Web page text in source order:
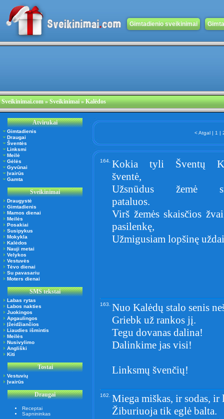
Gimtadienio sveikinimai
Sveikinimai.com» Sveikinimai » Kalėdos
Atvirukai
Gimtadienis
Draugai
Šventės
Linksmi
Meilė
Gėlės
Gyvūnai
Įvairūs
Gamta
Sveikinimai
Draugystė
Gimtadienis
Mamos dienai
Meilės
Posakiai
Susipykus
Mokykla
Kalėdos
Nauji metai
Velykos
Vestuvės
Tėvo dienai
Su pavasariu
Moters dienai
SMS tekstai
Labas rytas
Labos nakties
Juokingos
Apgaulingos
Įžeidžiančios
Liaudies išmintis
Meilės
Nusivylimo
Angliški
Kiti
Tostai
Vestuvių
Įvairūs
Draugai
Receptai
Sapnininkas
< Atgal | 1 |
164. Kokia tyli Šventų
šventė,
Užsnūdus žemė
pataluos.
Virš žemės skaisčios
pasilenkę,
Užmigusiam lopšinę
163. Nuo Kalėdų stalo senis
Griebk už rankos jį.
Tegu dovanas dalina!
Dalinkime jas visi!
Linksmų švenčių!
162. Miega miškas, ir sodas, ir
Žiburiuoja tik eglė balta.